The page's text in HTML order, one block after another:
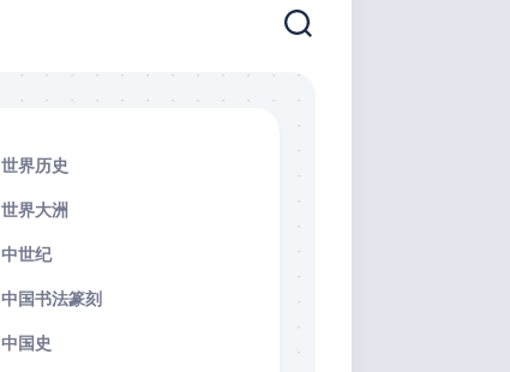
世界历史
世界大洲
中世纪
中国书法篆刻
中国史